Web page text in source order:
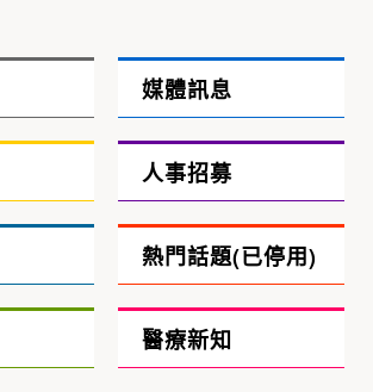
媒體訊息
人事招募
熱門話題(已停用)
醫療新知